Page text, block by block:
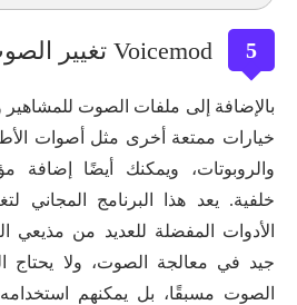
5
بالإضافة إلى ملفات الصوت للمشاهير
خيارات ممتعة أخرى مثل أصوات
والروبوتات، ويمكنك أيضًا إضافة
خلفية. يعد هذا البرنامج المجاني
الأدوات المفضلة للعديد من مذيعي
جيد في معالجة الصوت، ولا يحتاج
الصوت مسبقًا، بل يمكنهم